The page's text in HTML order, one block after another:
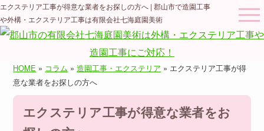
エクステリア工事が得意な業者をお探しの方へ | 郡山市で造園工事
や外構・エクステリア工事は有限会社七海庭園美術
HOME » コラム »造園工事・エクステリア » エクステリア工事が得
意な業者をお探しの方へ
エクステリア工事が得意な業者をお